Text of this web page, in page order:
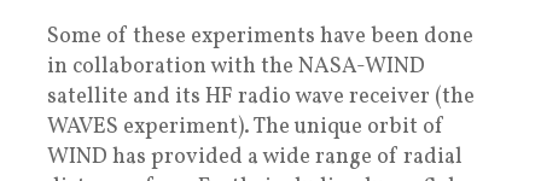
Some of these experiments have been done
in collaboration with the NASA-WIND
satellite and its HF radio wave receiver (the
WAVES experiment). The unique orbit of
WIND has provided a wide range of radial